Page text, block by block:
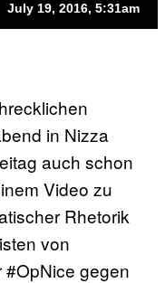
July 19, 2016, 5:31am
in Nizza
auch schon
Video zu
Rhetorik
von
#OpNice gegen